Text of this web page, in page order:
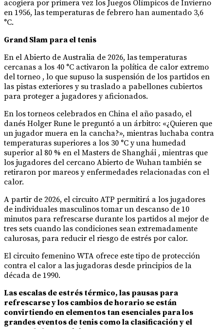
acogiera por primera vez los Juegos Olímpicos de Invierno
en 1956, las temperaturas de febrero han aumentado 3,6
°C.
Grand Slam para el tenis
En el Abierto de Australia de 2026, las temperaturas
cercanas a los 40 °C activaron la política de calor extremo
del torneo , lo que supuso la suspensión de los partidos en
las pistas exteriores y su traslado a pabellones cubiertos
para proteger a jugadores y aficionados.
En los torneos celebrados en China el año pasado, el
danés Holger Rune le preguntó a un árbitro: «¿Quieren que
un jugador muera en la cancha?», mientras luchaba contra
temperaturas superiores a los 30 °C y una humedad
superior al 80 % en el Masters de Shanghái , mientras que
los jugadores del cercano Abierto de Wuhan también se
retiraron por mareos y enfermedades relacionadas con el
calor.
A partir de 2026, el circuito ATP permitirá a los jugadores
de individuales masculinos tomar un descanso de 10
minutos para refrescarse durante los partidos al mejor de
tres sets cuando las condiciones sean extremadamente
calurosas, para reducir el riesgo de estrés por calor.
El circuito femenino WTA ofrece este tipo de protección
contra el calor a las jugadoras desde principios de la
década de 1990.
Las escalas de estrés térmico, las pausas para
refrescarse y los cambios de horario se están
convirtiendo en elementos tan esenciales para los
grandes eventos de tenis como la clasificación y el